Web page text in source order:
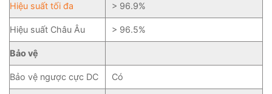
Hiệu suất tối đa > 96.9%
Hiệu suất Châu Âu > 96.5%
Bảo vệ
Bảo vệ ngược cực DC Có